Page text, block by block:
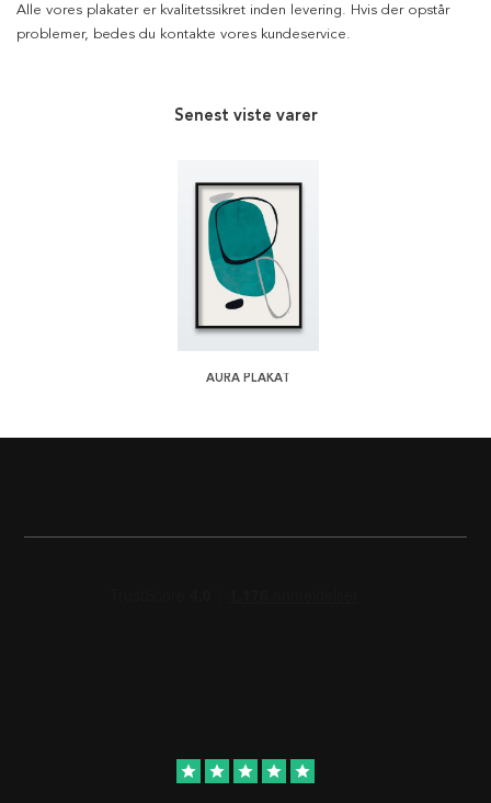
Alle vores plakater er kvalitetssikret inden levering. Hvis der opstår
problemer, bedes du kontakte vores kundeservice.
Senest viste varer
AURA PLAKAT
star star star star star